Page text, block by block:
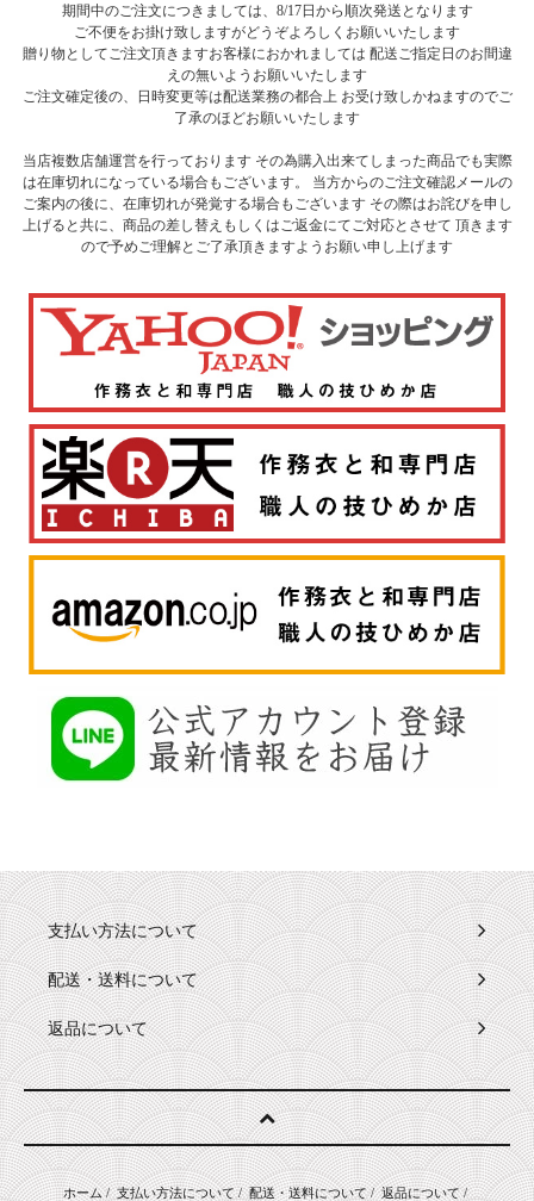
期間中のご注文につきましては、8/17日から順次発送となります
ご不便をお掛け致しますがどうぞよろしくお願いいたします
贈り物としてご注文頂きますお客様におかれましては 配送ご指定日のお間違
えの無いようお願いいたします
ご注文確定後の、日時変更等は配送業務の都合上 お受け致しかねますのでご
了承のほどお願いいたします
当店複数店舗運営を行っております その為購入出来てしまった商品でも実際
は在庫切れになっている場合もございます。 当方からのご注文確認メールの
ご案内の後に、在庫切れが発覚する場合もございます その際はお詫びを申し
上げると共に、商品の差し替えもしくはご返金にてご対応とさせて 頂きます
ので予めご理解とご了承頂きますようお願い申し上げます
支払い方法について
配送・送料について
返品について
ホーム/ 支払い方法について/ 配送・送料について/ 返品について/